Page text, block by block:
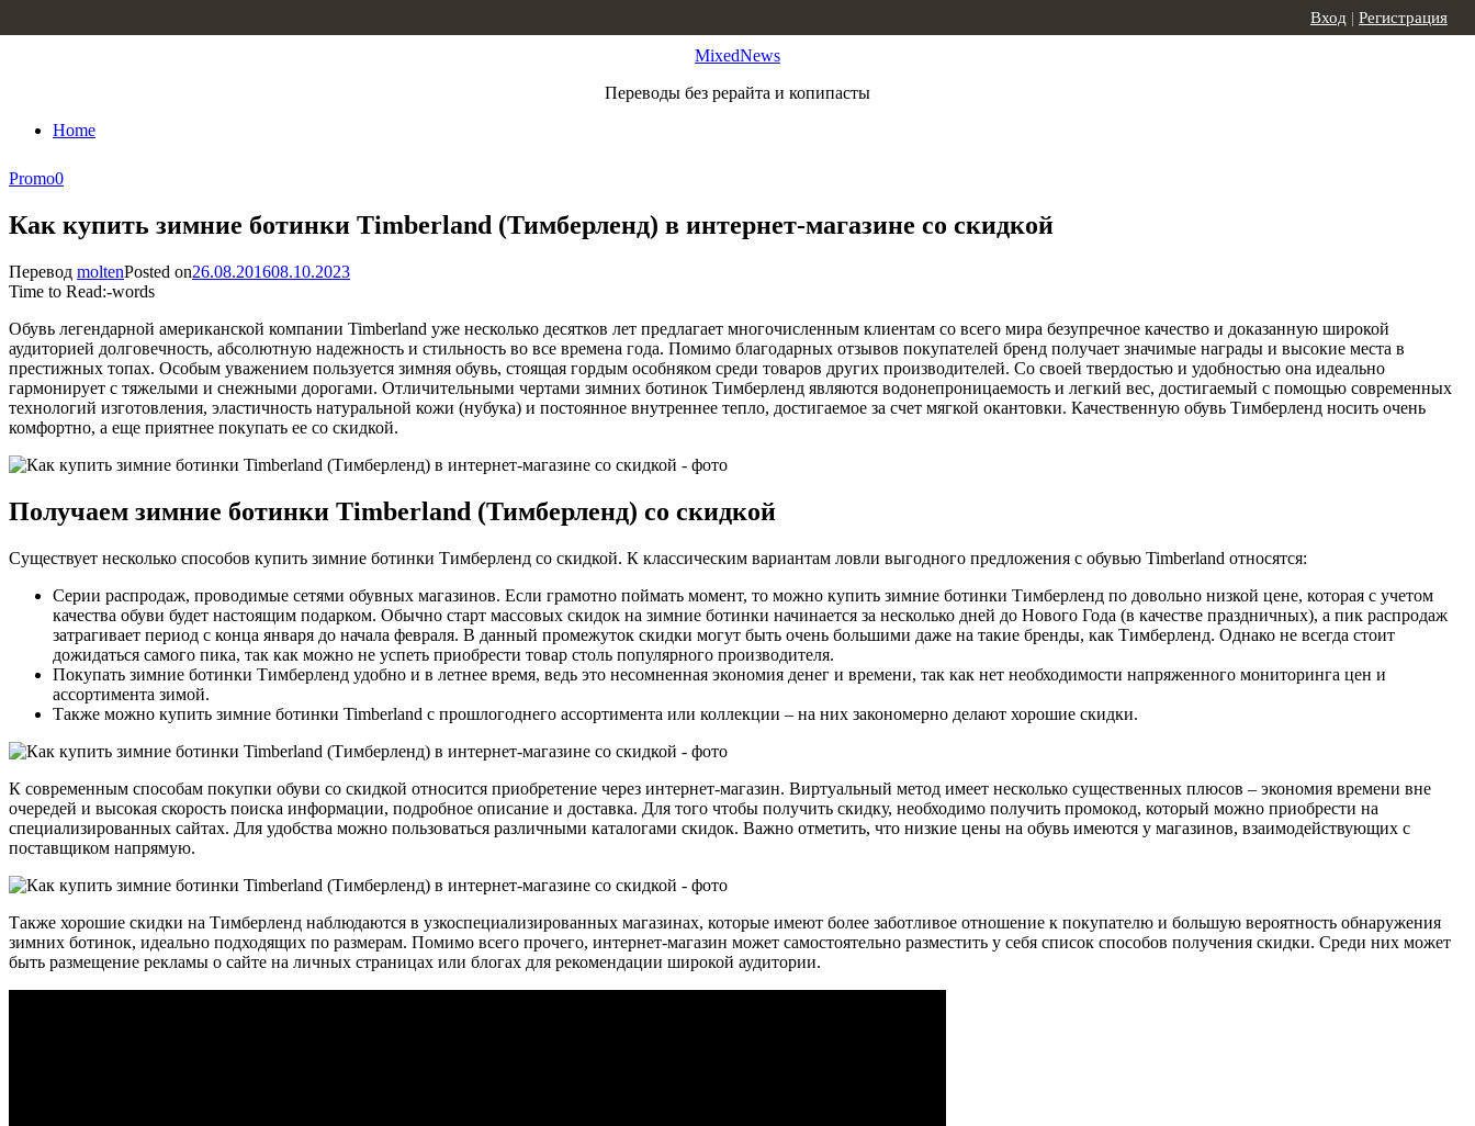
MixedNews
Переводы без рерайта и копипасты
Home
Вход | Регистрация
Promo0
Как купить зимние ботинки Timberland (Тимберленд) в интернет-магазине со скидкой
Перевод moltenPosted on26.08.201608.10.2023
Time to Read:-words
Обувь легендарной американской компании Timberland уже несколько десятков лет предлагает многочисленным клиентам со всего мира безупречное качество и доказанную широкой
аудиторией долговечность, абсолютную надежность и стильность во все времена года. Помимо благодарных отзывов покупателей бренд получает значимые награды и высокие места в
престижных топах. Особым уважением пользуется зимняя обувь, стоящая гордым особняком среди товаров других производителей. Со своей твердостью и удобностью она идеально
гармонирует с тяжелыми и снежными дорогами. Отличительными чертами зимних ботинок Тимберленд являются водонепроницаемость и легкий вес, достигаемый с помощью современных
технологий изготовления, эластичность натуральной кожи (нубука) и постоянное внутреннее тепло, достигаемое за счет мягкой окантовки. Качественную обувь Тимберленд носить очень
комфортно, а еще приятнее покупать ее со скидкой.
Получаем зимние ботинки Timberland (Тимберленд) со скидкой
Существует несколько способов купить зимние ботинки Тимберленд со скидкой. К классическим вариантам ловли выгодного предложения с обувью Timberland относятся:
Серии распродаж, проводимые сетями обувных магазинов. Если грамотно поймать момент, то можно купить зимние ботинки Тимберленд по довольно низкой цене, которая с учетом
качества обуви будет настоящим подарком. Обычно старт массовых скидок на зимние ботинки начинается за несколько дней до Нового Года (в качестве праздничных), а пик распродаж
затрагивает период с конца января до начала февраля. В данный промежуток скидки могут быть очень большими даже на такие бренды, как Тимберленд. Однако не всегда стоит
дожидаться самого пика, так как можно не успеть приобрести товар столь популярного производителя.
Покупать зимние ботинки Тимберленд удобно и в летнее время, ведь это несомненная экономия денег и времени, так как нет необходимости напряженного мониторинга цен и
ассортимента зимой.
Также можно купить зимние ботинки Timberland с прошлогоднего ассортимента или коллекции – на них закономерно делают хорошие скидки.
К современным способам покупки обуви со скидкой относится приобретение через интернет-магазин. Виртуальный метод имеет несколько существенных плюсов – экономия времени вне
очередей и высокая скорость поиска информации, подробное описание и доставка. Для того чтобы получить скидку, необходимо получить промокод, который можно приобрести на
специализированных сайтах. Для удобства можно пользоваться различными каталогами скидок. Важно отметить, что низкие цены на обувь имеются у магазинов, взаимодействующих с
поставщиком напрямую.
Также хорошие скидки на Тимберленд наблюдаются в узкоспециализированных магазинах, которые имеют более заботливое отношение к покупателю и большую вероятность обнаружения
зимних ботинок, идеально подходящих по размерам. Помимо всего прочего, интернет-магазин может самостоятельно разместить у себя список способов получения скидки. Среди них может
быть размещение рекламы о сайте на личных страницах или блогах для рекомендации широкой аудитории.